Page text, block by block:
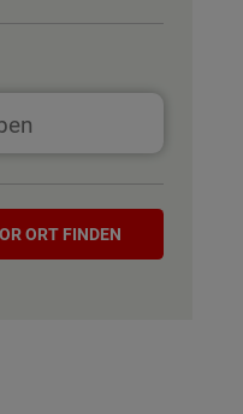
ORT FINDEN